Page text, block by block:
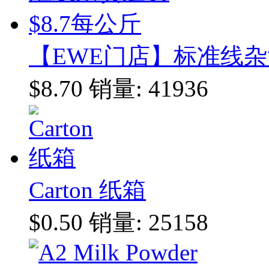
【EWE门店】标准线
$8.70 销量: 41936
Carton 纸箱
$0.50 销量: 25158